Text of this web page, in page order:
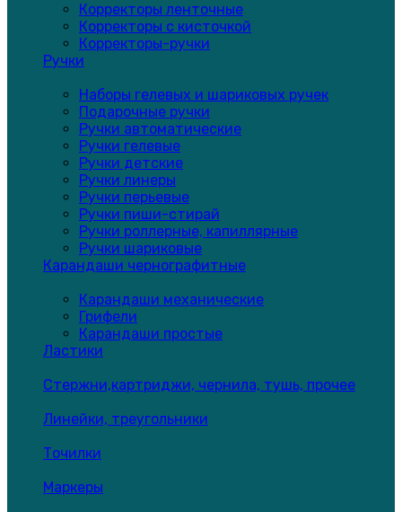
Корректоры ленточные
Корректоры с кисточкой
Корректоры-ручки
Ручки
Наборы гелевых и шариковых ручек
Подарочные ручки
Ручки автоматические
Ручки гелевые
Ручки детские
Ручки линеры
Ручки перьевые
Ручки пиши-стирай
Ручки роллерные, капиллярные
Ручки шариковые
Карандаши чернографитные
Карандаши механические
Грифели
Карандаши простые
Ластики
Стержни,картриджи, чернила, тушь, прочее
Линейки, треугольники
Точилки
Маркеры